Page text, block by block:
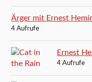
Ärger mit Ernest
4 Aufrufe
Ernest
4 Aufrufe